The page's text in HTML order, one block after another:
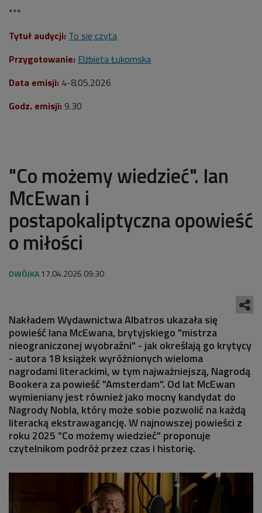
***
Tytuł audycji: To się czyta
Przygotowanie: Elżbieta Łukomska
Data emisji: 4-8.05.2026
Godz. emisji: 9.30
"Co możemy wiedzieć". Ian
McEwan i
postapokaliptyczna opowieść
o miłości
17.04.2026 09:30
Nakładem Wydawnictwa Albatros ukazała się
powieść Iana McEwana, brytyjskiego "mistrza
nieograniczonej wyobraźni" - jak określają go krytycy
- autora 18 książek wyróżnionych wieloma
nagrodami literackimi, w tym najważniejszą, Nagrodą
Bookera za powieść "Amsterdam". Od lat McEwan
wymieniany jest również jako mocny kandydat do
Nagrody Nobla, który może sobie pozwolić na każdą
literacką ekstrawagancję. W najnowszej powieści z
roku 2025 "Co możemy wiedzieć" proponuje
czytelnikom podróż przez czas i historię.